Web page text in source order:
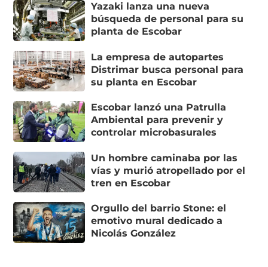
Yazaki lanza una nueva
búsqueda de personal para su
planta de Escobar
La empresa de autopartes
Distrimar busca personal para
su planta en Escobar
Escobar lanzó una Patrulla
Ambiental para prevenir y
controlar microbasurales
Un hombre caminaba por las
vías y murió atropellado por el
tren en Escobar
Orgullo del barrio Stone: el
emotivo mural dedicado a
Nicolás González